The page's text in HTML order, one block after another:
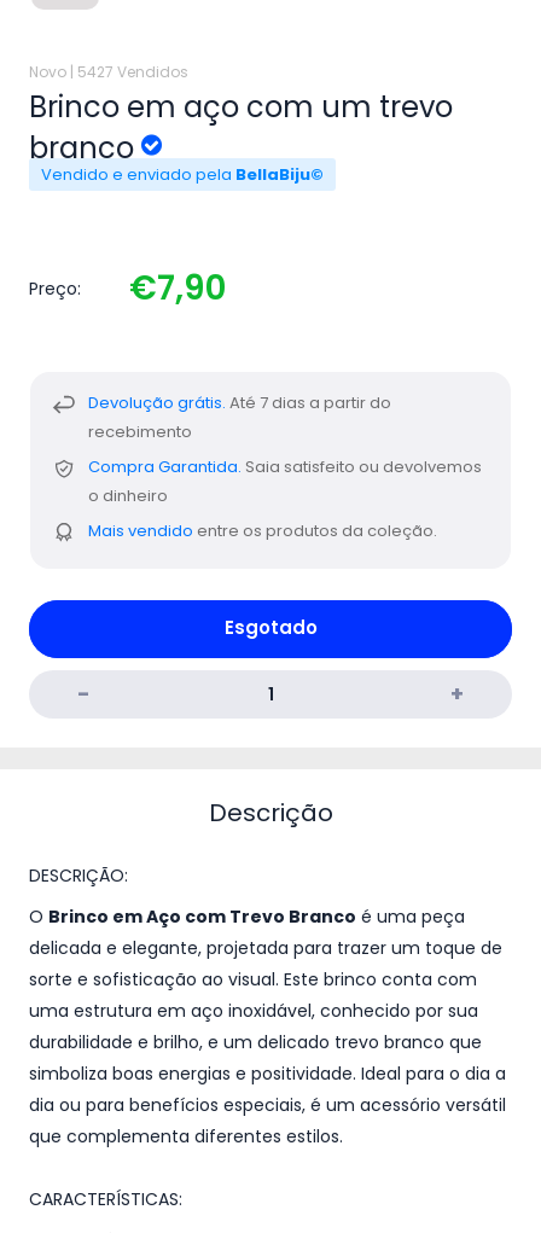
Novo | 5427 Vendidos
Brinco em aço com um trevo
branco
Vendido e enviado pela BellaBiju©
Preço: €7,90
Devolução grátis. Até 7 dias a partir do
recebimento
Compra Garantida. Saia satisfeito ou devolvemos
o dinheiro
Mais vendido entre os produtos da coleção.
Esgotado
Descrição
DESCRIÇÃO:
O Brinco em Aço com Trevo Branco é uma peça
delicada e elegante, projetada para trazer um toque de
sorte e sofisticação ao visual. Este brinco conta com
uma estrutura em aço inoxidável, conhecido por sua
durabilidade e brilho, e um delicado trevo branco que
simboliza boas energias e positividade. Ideal para o dia a
dia ou para benefícios especiais, é um acessório versátil
que complementa diferentes estilos.
CARACTERÍSTICAS: